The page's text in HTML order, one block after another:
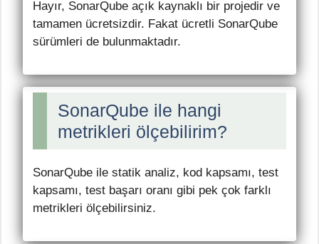
Hayır, SonarQube açık kaynaklı bir projedir ve
tamamen ücretsizdir. Fakat ücretli SonarQube
sürümleri de bulunmaktadır.
SonarQube ile hangi
metrikleri ölçebilirim?
SonarQube ile statik analiz, kod kapsamı, test
kapsamı, test başarı oranı gibi pek çok farklı
metrikleri ölçebilirsiniz.